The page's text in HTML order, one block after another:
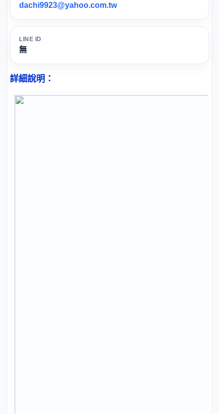
dachi9923@yahoo.com.tw
LINE ID
無
詳細說明：